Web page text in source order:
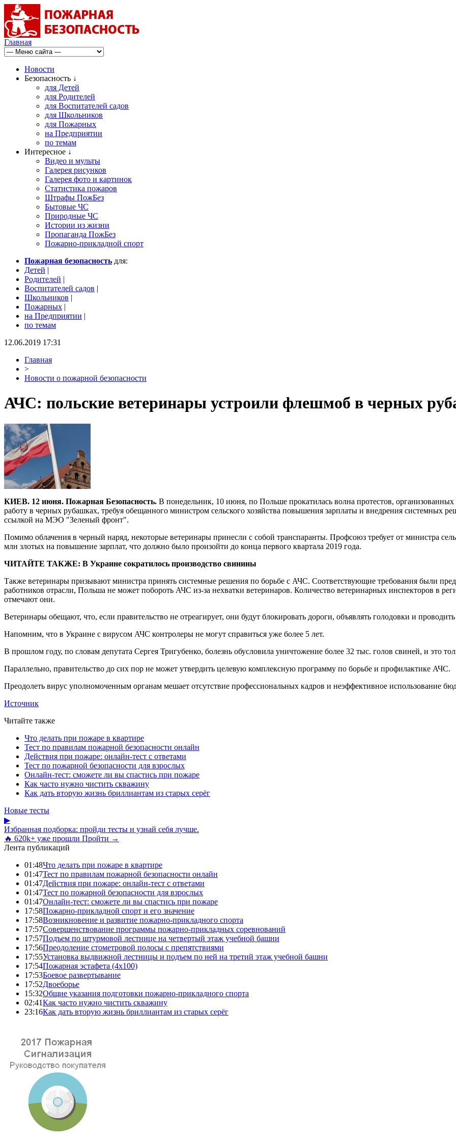
Главная
Новости
Безопасность ↓
для Детей
для Родителей
для Воспитателей садов
для Школьников
для Пожарных
на Предприятии
по темам
Интересное ↓
Видео и мульты
Галерея рисунков
Галерея фото и картинок
Статистика пожаров
Штрафы ПожБез
Бытовые ЧС
Природные ЧС
Истории из жизни
Пропаганда ПожБез
Пожарно-прикладной спорт
Пожарная безопасность для:
Детей |
Родителей |
Воспитателей садов |
Школьников |
Пожарных |
на Предприятии |
по темам
12.06.2019 17:31
Главная
>
Новости о пожарной безопасности
АЧС: польские ветеринары устроили флешмоб в черных
КИЕВ. 12 июня. Пожарная Безопасность. В понедельник, 10 июня, по Польше прокатилась волна протестов,
работу в черных рубашках, требуя обещанного министром сельского хозяйства повышения зарплаты и внедрения системных
ссылкой на МЭО "Зеленый фронт".
Помимо облачения в черный наряд, некоторые ветеринары принесли с собой транспаранты. Профсоюз требует от министра
млн злотых на повышение зарплат, что должно было произойти до конца первого квартала 2019 года.
ЧИТАЙТЕ ТАКЖЕ: В Украине сократилось производство свинины
Также ветеринары призывают министра принять системные решения по борьбе с АЧС. Соответствующие требования были
работников отрасли, Польша не может побороть АЧС из-за нехватки ветеринаров. Количество ветеринарных инспекторов в
отмечают они.
Ветеринары обещают, что, если правительство не отреагирует, они будут блокировать дороги, объявлять голодовки и
Напомним, что в Украине с вирусом АЧС контролеры не могут справиться уже более 5 лет.
В прошлом году, по словам депутата Сергея Тригубенко, болезнь обусловила уничтожение более 32 тыс. голов свиней, и это
Параллельно, правительство до сих пор не может утвердить целевую комплексную программу по борьбе и профилактике АЧС.
Преодолеть вирус уполномоченным органам мешает отсутствие профессиональных кадров и неэффективное использование
Источник
Читайте также
Что делать при пожаре в квартире
Тест по правилам пожарной безопасности онлайн
Действия при пожаре: онлайн-тест с ответами
Тест по пожарной безопасности для взрослых
Онлайн-тест: сможете ли вы спастись при пожаре
Как часто нужно чистить скважину
Как дать вторую жизнь бриллиантам из старых серёг
Новые тесты
▶
Избранная подборка: пройди тесты и узнай себя лучше.
🔥 620k+ уже прошли Пройти →
Лента публикаций
01:48Что делать при пожаре в квартире
01:47Тест по правилам пожарной безопасности онлайн
01:47Действия при пожаре: онлайн-тест с ответами
01:47Тест по пожарной безопасности для взрослых
01:47Онлайн-тест: сможете ли вы спастись при пожаре
17:58Пожарно-прикладной спорт и его значение
17:58Возникновение и развитие пожарно-прикладного спорта
17:57Совершенствование программы пожарно-прикладных соревнований
17:57Подъем по штурмовой лестнице на четвертый этаж учебной башни
17:56Преодоление стометровой полосы с препятствиями
17:55Установка выдвижной лестницы и подъем по ней на третий этаж учебной башни
17:54Пожарная эстафета (4x100)
17:53Боевое развертывание
17:52Двоеборье
15:32Общие указания подготовки пожарно-прикладного спорта
02:41Как часто нужно чистить скважину
23:16Как дать вторую жизнь бриллиантам из старых серёг